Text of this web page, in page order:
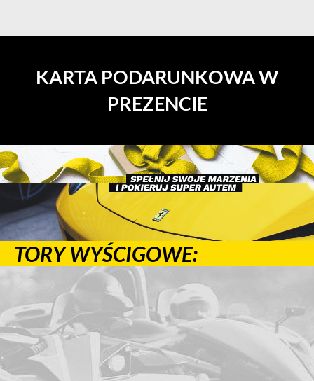
KARTA PODARUNKOWA W
PREZENCIE
TORY WYŚCIGOWE: